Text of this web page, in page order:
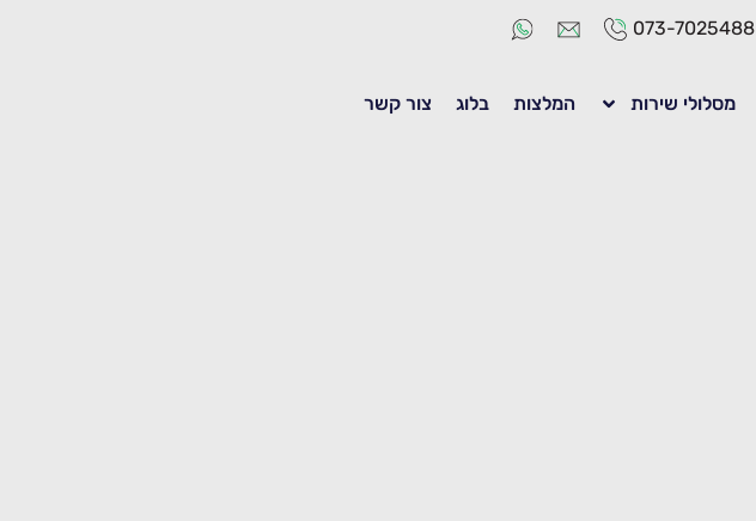
073-7025488
מסלולי שירות המלצות בלוג צור קשר